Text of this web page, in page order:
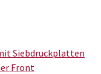
Siebdruckplatten
Front